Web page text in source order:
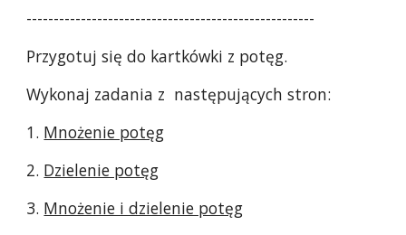
-----------------------------------------------------
Przygotuj się do kartkówki z potęg.
Wykonaj zadania z  następujących stron:
1. Mnożenie potęg
2. Dzielenie potęg
3. Mnożenie i dzielenie potęg